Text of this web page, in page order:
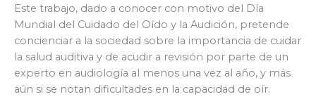
Este trabajo, dado a conocer con motivo del Día
Mundial del Cuidado del Oído y la Audición, pretende
concienciar a la sociedad sobre la importancia de cuidar
la salud auditiva y de acudir a revisión por parte de un
experto en audiología al menos una vez al año, y más
aún si se notan dificultades en la capacidad de oír.